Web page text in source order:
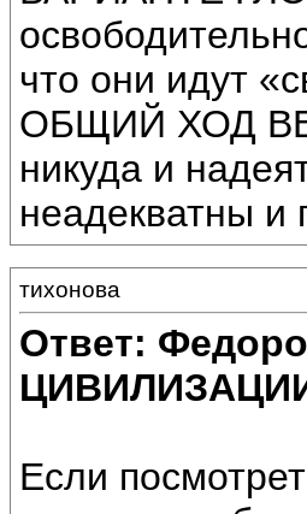
что они идут
ОБЩИЙ ХОД
никуда и
неадекватны и
тихонова
Ответ:
Если